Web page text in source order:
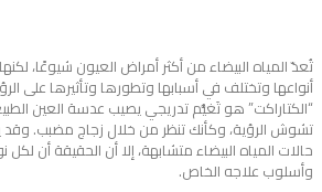
تُعدّ المياه البيضاء من أكثر أمراض العيون شيوعًا،
أنواعها وتختلف في أسبابها وتطورها وتأثيرها على
“الكتاراكت” هو تَغيُّم تدريجي يصيب عدسة العين
تشوش الرؤية، وكأنك تنظر من خلال زجاج مضبب.
حالات المياه البيضاء متشابهة، إلا أن الحقيقة أن
وأسلوب علاجه الخاص.